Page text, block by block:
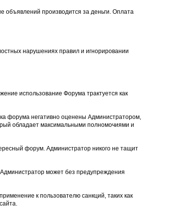
объявлений производится за деньги. Оплата
нарушениях правил и игнорировании
использование Форума трактуется как
форума негативно оценены Администратором,
обладает максимальными полномочиями и
форум. Администратор никого не тащит
может без предупреждения
к пользователю санкций, таких как